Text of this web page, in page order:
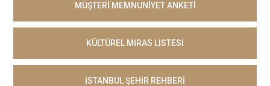
MÜŞTERİ MEMNUNİYET ANKETİ
KÜLTÜREL MİRAS LİSTESİ
İSTANBUL ŞEHİR REHBERİ